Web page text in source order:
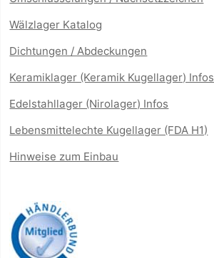
Wälzlager Katalog
Dichtungen / Abdeckungen
Keramiklager (Keramik Kugellager) Infos
Edelstahllager (Nirolager) Infos
Lebensmittelechte Kugellager (FDA H1)
Hinweise zum Einbau